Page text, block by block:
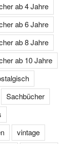
ab 4 Jahre
ab 6 Jahre
ab 8 Jahre
ab 10 Jahre
Sachbücher
vintage